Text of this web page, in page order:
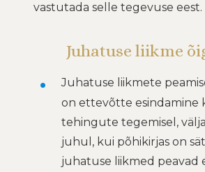
vastutada selle tegevuse eest.
Juhatuse liikme
Juhatuse liikmete
on ettevõtte esindamine
tehingute tegemisel,
juhul, kui põhikirjas on
juhatuse liikmed peavad